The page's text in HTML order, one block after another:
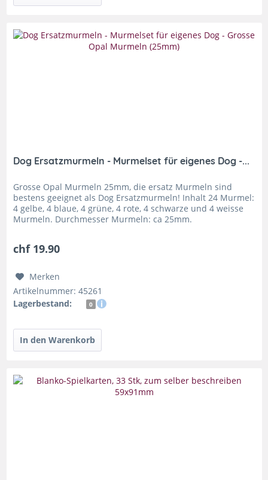
Dog Ersatzmurmeln - Murmelset für eigenes Dog -...
Grosse Opal Murmeln 25mm, die ersatz Murmeln sind
bestens geeignet als Dog Ersatzmurmeln! Inhalt 24 Murmel:
4 gelbe, 4 blaue, 4 grüne, 4 rote, 4 schwarze und 4 weisse
Murmeln. Durchmesser Murmeln: ca 25mm.
chf 19.90
Merken
Artikelnummer: 45261
Lagerbestand:
0